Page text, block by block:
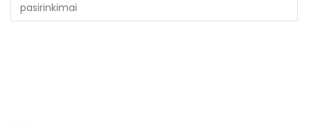
pasirinkimai